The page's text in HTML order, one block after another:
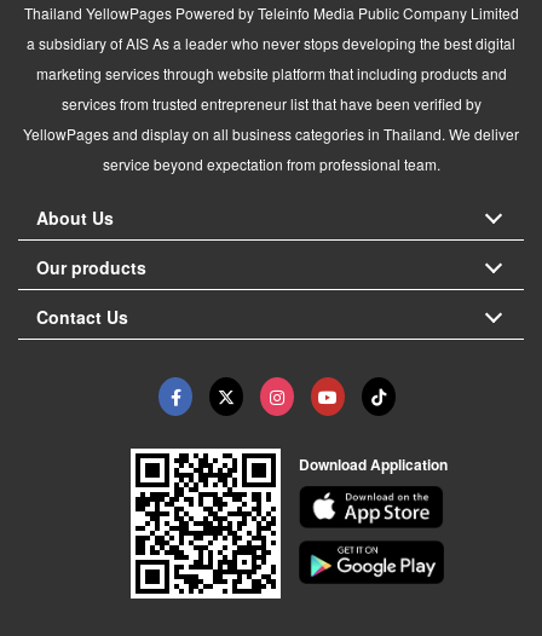
Thailand YellowPages Powered by Teleinfo Media Public Company Limited
a subsidiary of AIS As a leader who never stops developing the best digital
marketing services through website platform that including products and
services from trusted entrepreneur list that have been verified by
YellowPages and display on all business categories in Thailand. We deliver
service beyond expectation from professional team.
About Us
Our products
Contact Us
Download Application